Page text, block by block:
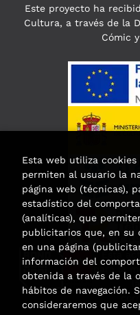
Este proyecto ha
Cultura, a través de la
Cómic
Esta
para la
Esta web utiliza
permiten al usuario la
página web (técnicas),
estadístico del
(analíticas), que
publicitarios que, en su
en una página
información del
obtenida a través de la
hábitos de navegación.
consideraremos que